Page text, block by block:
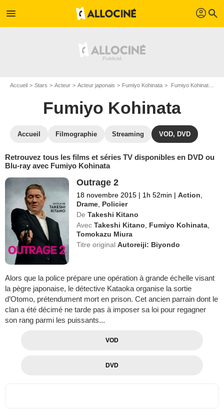
menu profil search
Accueil Stars Acteur Acteur japonais Fumiyo Kohinata Fumiyo Kohinata : ses Blu-Ray, DVD, VOD, SVOD
Fumiyo Kohinata
Accueil Filmographie Streaming VOD, DVD
Retrouvez tous les films et séries TV disponibles en DVD ou
Blu-ray avec Fumiyo Kohinata
Outrage 2
18 novembre 2015 | 1h 52min | Action
Drame Policier
De Takeshi Kitano
Avec Takeshi Kitano Fumiyo Kohinata
Tomokazu Miura
Titre originalAutoreiji: Biyondo
Alors que la police prépare une opération à grande échelle visant
la pègre japonaise, le détective Kataoka organise la sortie
d’Otomo, prétendument mort en prison. Cet ancien parrain dont le
clan a été décimé ne tarde pas à imposer sa loi pour regagner
son rang parmi les puissants...
VOD
DVD